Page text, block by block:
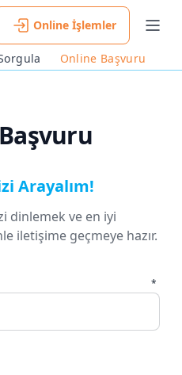
Online İşlemler
Menü
Online Başvuru
Arayalım!
dinlemek ve en iyi
iletişime geçmeye hazır.
*